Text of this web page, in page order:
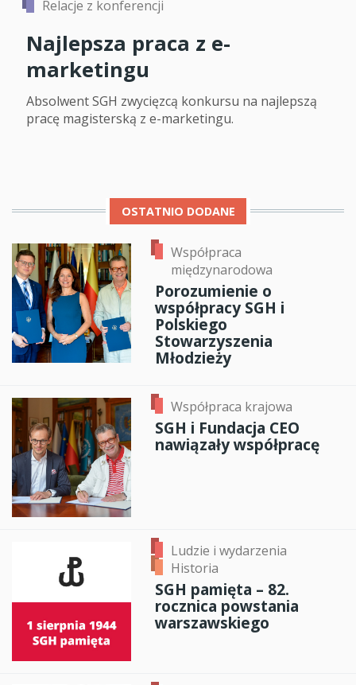
Relacje z konferencji
Najlepsza praca z e-
marketingu
Absolwent SGH zwycięzcą konkursu na najlepszą
pracę magisterską z e-marketingu.
OSTATNIO DODANE
Współpraca
międzynarodowa
Porozumienie o
współpracy SGH i
Polskiego
Stowarzyszenia
Młodzieży
Współpraca krajowa
SGH i Fundacja CEO
nawiązały współpracę
Ludzie i wydarzenia
Historia
SGH pamięta – 82.
rocznica powstania
warszawskiego